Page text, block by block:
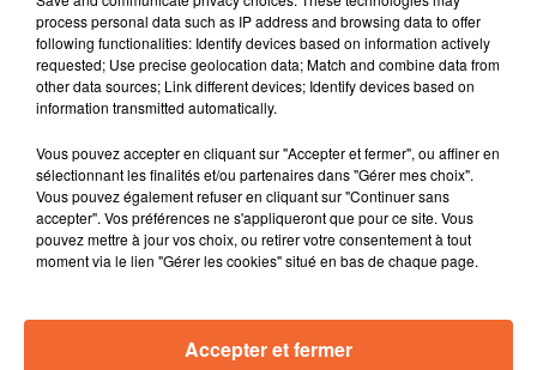
- Ayant dû renoncer à l'Ukraine, BBA a fait appel au
Pays Basque pour animer la foirexpo de Bressuire.
- Mauléon sera ville étape de Rêves de Gosse 2022
avec les Chevaliers du ciel.
des lycées deux-sévriens
- Nueil-les-Aubiers accueille les championnats de
France de para-badminton (photo) le week-end
prochain...
process personal data such as IP address and browsing data to offer
following functionalities: Identify devices based on information actively
requested; Use precise geolocation data; Match and combine data from
other data sources; Link different devices; Identify devices based on
information transmitted automatically.
Vous pouvez accepter en cliquant sur "Accepter et fermer", ou affiner en
sélectionnant les finalités et/ou partenaires dans "Gérer mes choix".
Vous pouvez également refuser en cliquant sur "Continuer sans
accepter". Vos préférences ne s'appliqueront que pour ce site. Vous
pouvez mettre à jour vos choix, ou retirer votre consentement à tout
moment via le lien "Gérer les cookies" situé en bas de chaque page.
Accepter et fermer